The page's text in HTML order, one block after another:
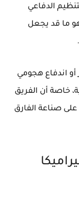
الدفاعي
ما قد يجعل
اندفاع هجومي
خاصة أن الفريق
صناعة الفارق